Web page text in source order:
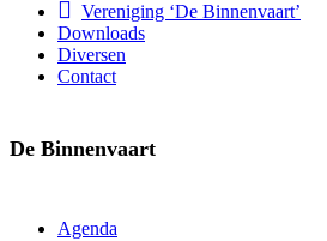
Vereniging ‘De Binnenvaart’
Downloads
Diversen
Contact
De Binnenvaart
Agenda